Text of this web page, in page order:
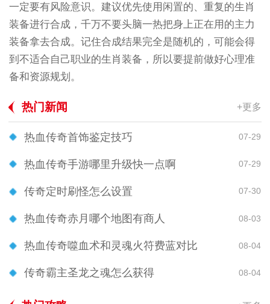
一定要有风险意识。建议优先使用闲置的、重复的生肖
装备进行合成，千万不要头脑一热把身上正在用的主力
装备拿去合成。记住合成结果完全是随机的，可能会得
到不适合自己职业的生肖装备，所以要提前做好心理准
备和资源规划。
热门新闻 +更多
热血传奇首饰鉴定技巧 07-29
热血传奇手游哪里升级快一点啊 07-29
传奇定时刷怪怎么设置 07-30
热血传奇赤月哪个地图有商人 08-03
热血传奇噬血术和灵魂火符费蓝对比 08-04
传奇霸主圣龙之魂怎么获得 08-04